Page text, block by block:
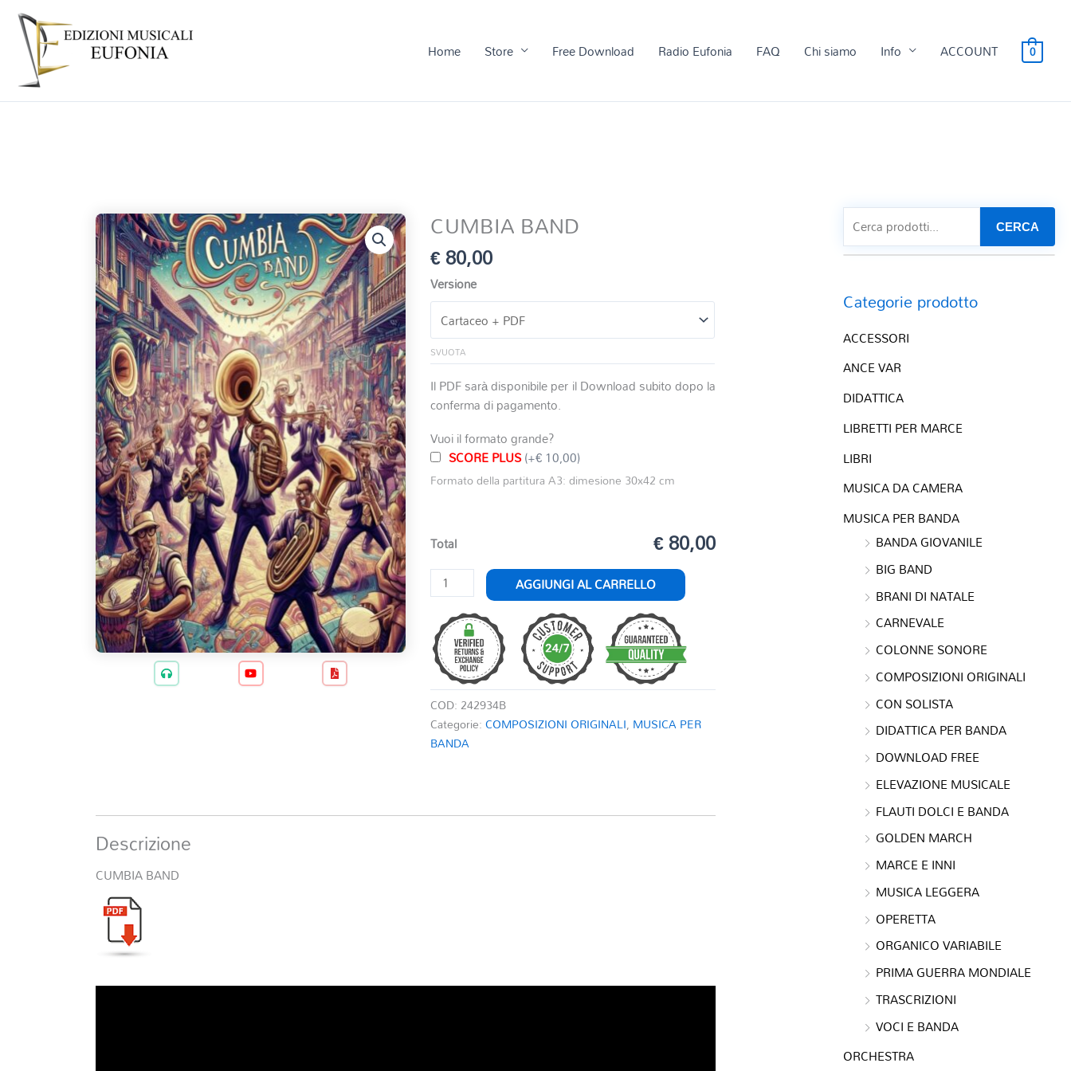
Home Store Free Download Radio Eufonia FAQ Chi siamo Info ACCOUNT 0
CUMBIA BAND
€80,00
Versione
SVUOTA
Il PDF sarà disponibile per il Download subito dopo la
conferma di pagamento.
Vuoi il formato grande?
SCORE PLUS(+€ 10,00)
Formato della partitura A3: dimesione 30x42 cm
Total € 80,00
CUMBIA
BAND
quantità
AGGIUNGI AL CARRELLO
COD: 242934B
Categorie:COMPOSIZIONI ORIGINALI, MUSICA PER
BANDA
Descrizione
CUMBIA BAND
CERCA
Categorie prodotto
ACCESSORI
ANCE VAR
DIDATTICA
LIBRETTI PER MARCE
LIBRI
MUSICA DA CAMERA
MUSICA PER BANDA
BANDA GIOVANILE
BIG BAND
BRANI DI NATALE
CARNEVALE
COLONNE SONORE
COMPOSIZIONI ORIGINALI
CON SOLISTA
DIDATTICA PER BANDA
DOWNLOAD FREE
ELEVAZIONE MUSICALE
FLAUTI DOLCI E BANDA
GOLDEN MARCH
MARCE E INNI
MUSICA LEGGERA
OPERETTA
ORGANICO VARIABILE
PRIMA GUERRA MONDIALE
TRASCRIZIONI
VOCI E BANDA
ORCHESTRA